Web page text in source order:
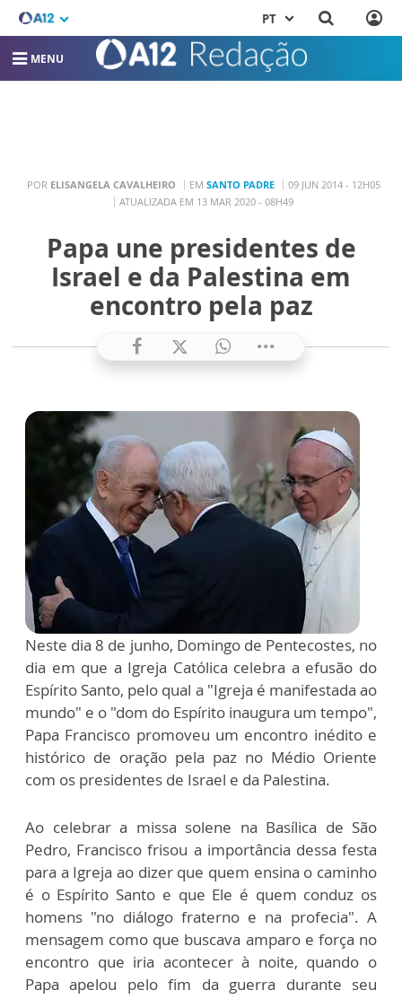
PT
MENU
POR ELISANGELA CAVALHEIRO EM SANTO PADRE
09 JUN 2014 - 12H05
ATUALIZADA EM 13 MAR 2020 - 08H49
Papa une presidentes de
Israel e da Palestina em
encontro pela paz
Neste dia 8 de junho, Domingo de Pentecostes, no
dia em que a Igreja Católica celebra a efusão do
Espírito Santo, pelo qual a "Igreja é manifestada ao
mundo" e o "dom do Espírito inaugura um tempo",
Papa Francisco promoveu um encontro inédito e
histórico de oração pela paz no Médio Oriente
com os presidentes de Israel e da Palestina.
Ao celebrar a missa solene na Basílica de São
Pedro, Francisco frisou a importância dessa festa
para a Igreja ao dizer que quem ensina o caminho
é o Espírito Santo e que Ele é quem conduz os
homens "no diálogo fraterno e na profecia". A
mensagem como que buscava amparo e força no
encontro que iria acontecer à noite, quando o
Papa apelou pelo fim da guerra durante seu